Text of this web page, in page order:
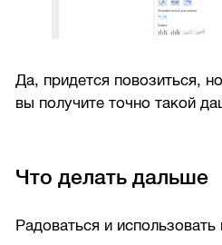
Да, придется повозиться,
вы получите точно такой
Что делать дальше
Радоваться и